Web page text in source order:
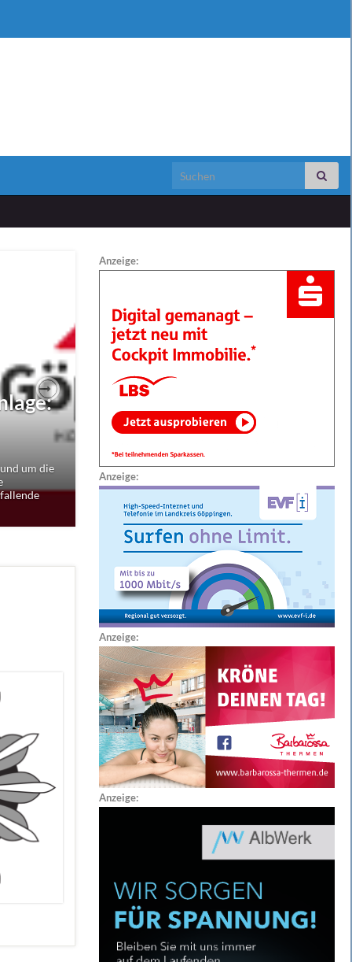
Search for:
um die
Next
Anzeige:
Anzeige:
Anzeige:
Anzeige: